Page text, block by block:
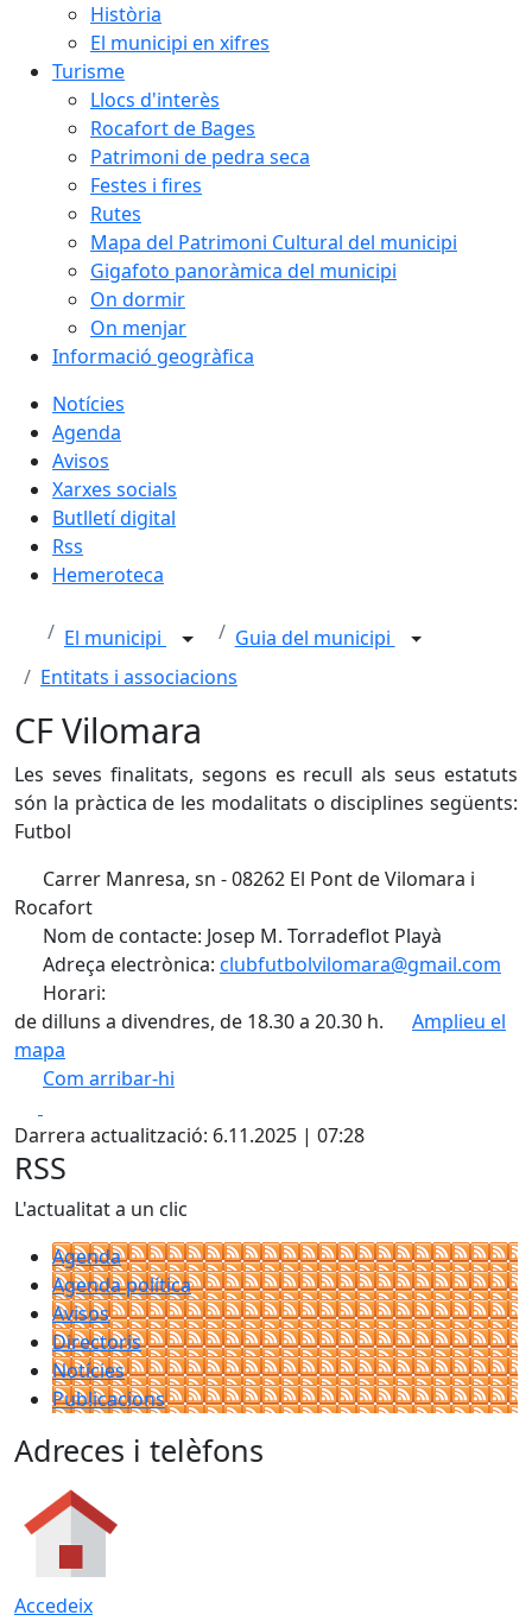
Història
El municipi en xifres
Turisme
Llocs d'interès
Rocafort de Bages
Patrimoni de pedra seca
Festes i fires
Rutes
Mapa del Patrimoni Cultural del municipi
Gigafoto panoràmica del municipi
On dormir
On menjar
Informació geogràfica
Notícies
Agenda
Avisos
Xarxes socials
Butlletí digital
Rss
Hemeroteca
El municipi
Guia del municipi
Entitats i associacions
CF Vilomara
Les seves finalitats, segons es recull als seus estatuts
són la pràctica de les modalitats o disciplines següents:
Futbol
Carrer Manresa, sn - 08262 El Pont de Vilomara i
Rocafort
Nom de contacte: Josep M. Torradeflot Playà
Adreça electrònica: clubfutbolvilomara@gmail.com
Horari:
de dilluns a divendres, de 18.30 a 20.30 h.
Amplieu el
mapa
Com arribar-hi
+
−
Darrera actualització: 6.11.2025 | 07:28
RSS
L'actualitat a un clic
Agenda
Agenda política
Avisos
Directoris
Notícies
Publicacions
Adreces i telèfons
Accedeix